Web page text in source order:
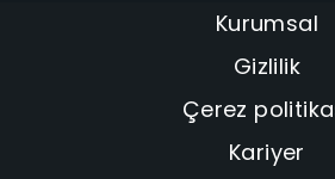
Kurumsal
Gizlilik
Çerez
Kariyer